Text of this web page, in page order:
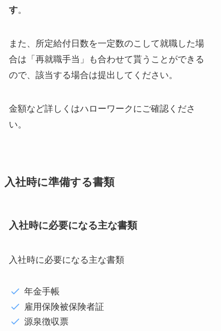
す。
また、所定給付日数を一定数のこして就職した場
合は「再就職手当」も合わせて貰うことができる
ので、該当する場合は提出してください。
金額など詳しくはハローワークにご確認くださ
い。
入社時に準備する書類
入社時に必要になる主な書類
入社時に必要になる主な書類
年金手帳
雇用保険被保険者証
源泉徴収票